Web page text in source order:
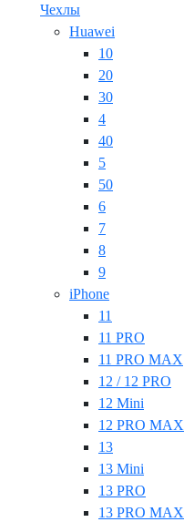
Чехлы
Huawei
10
20
30
4
40
5
50
6
7
8
9
iPhone
11
11 PRO
11 PRO MAX
12 / 12 PRO
12 Mini
12 PRO MAX
13
13 Mini
13 PRO
13 PRO MAX